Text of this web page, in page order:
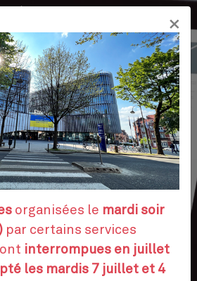
Aller
contenu
principal
VOUS
NOUS
FR
×
organisées le mardi soir
par certains services
interrompues en juillet
les mardis 7 juillet et 4